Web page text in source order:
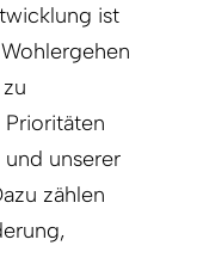
ist
unserer
zählen